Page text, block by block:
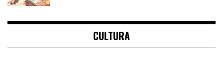
CULTURA